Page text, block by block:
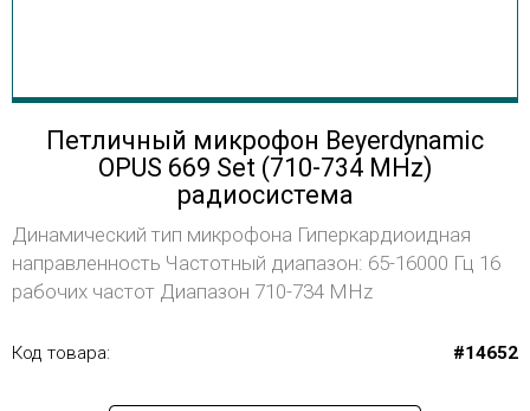
Петличный микрофон Beyerdynamic
OPUS 669 Set (710-734 MHz)
радиосистема
Динамический тип микрофона Гиперкардиоидная
направленность Частотный диапазон: 65-16000 Гц 16
рабочих частот Диапазон 710-734 MHz
Код товара: #14652